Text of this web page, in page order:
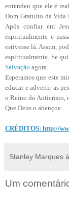
entendeu que ele é
Dom Gratuito da Vida
Após confiar em
espiritualmente e
estivesse lá. Assim,
espiritualmente. Se
Salvação agora.
Esperamos que este
educar e advertir as
o Reino do Anticristo,
Que Deus o abençoe.
CRÉDITOS: http://
Stanley Marques
Um